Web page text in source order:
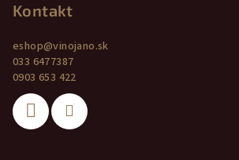
Kontakt
eshop@vinojano.sk
033 6477387
0903 653 422